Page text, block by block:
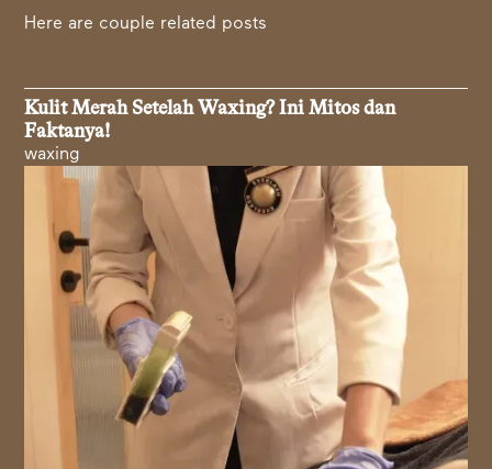
Here are couple related posts
Kulit Merah Setelah Waxing? Ini Mitos dan
Faktanya!
waxing